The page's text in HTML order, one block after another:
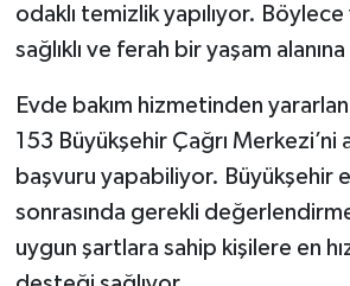
odaklı temizlik yapılıyor.
sağlıklı ve ferah bir yaşam
Evde bakım hizmetinden
153 Büyükşehir Çağrı Merkezi’ni
başvuru yapabiliyor. Büyükşehir
sonrasında gerekli
uygun şartlara sahip kişilere en